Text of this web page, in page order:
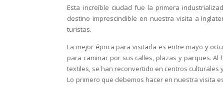
Esta increíble ciudad fue la primera
destino imprescindible en nuestra visita a
turistas.
La mejor época para visitarla es entre mayo y
para caminar por sus calles, plazas y parques.
textiles, se han reconvertido en centros culturales
Lo primero que debemos hacer en nuestra visita